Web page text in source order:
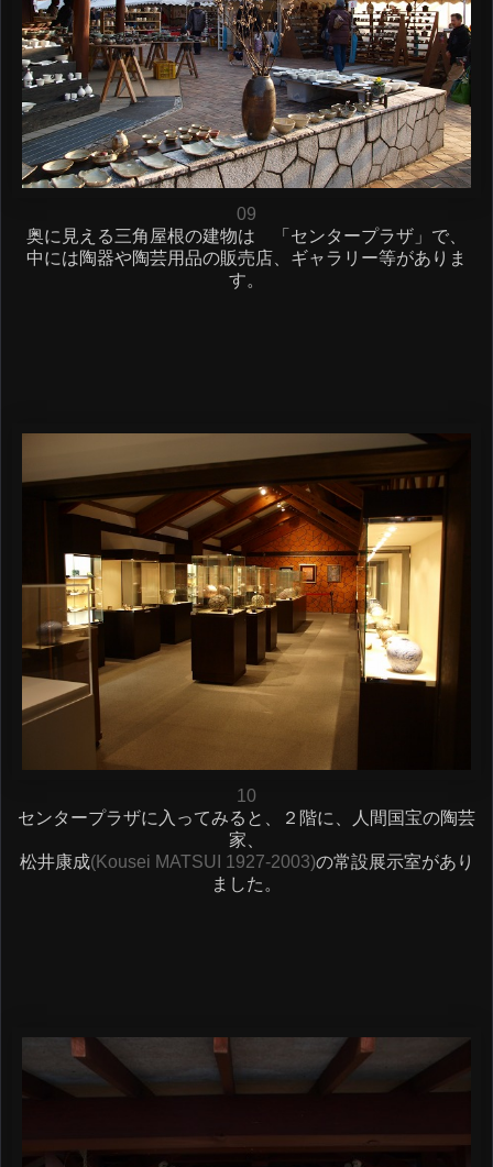
09
奥に見える三角屋根の建物は 「センタープラザ」で、
中には陶器や陶芸用品の販売店、ギャラリー等がありま
す。
10
センタープラザに入ってみると、２階に、人間国宝の陶芸
家、
松井康成(Kousei MATSUI 1927-2003)の常設展示室があり
ました。